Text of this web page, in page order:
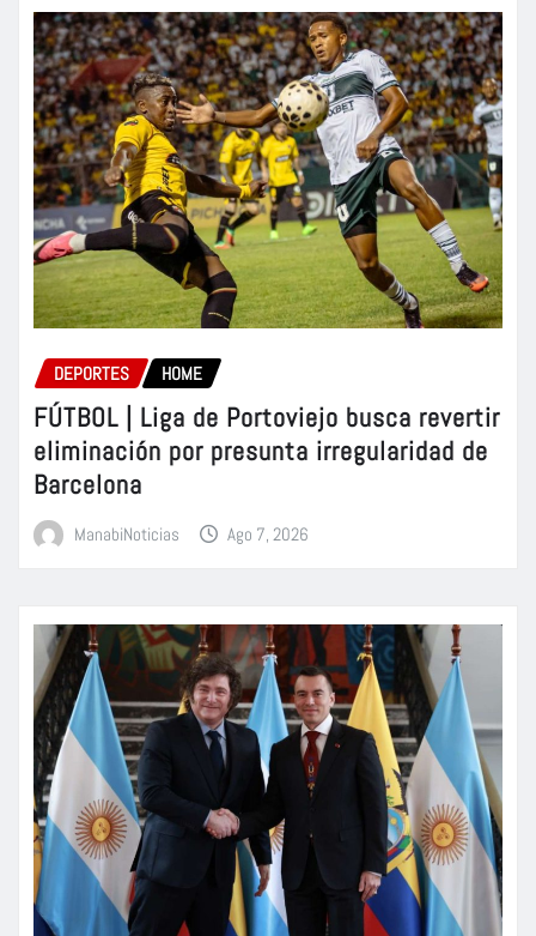
DEPORTES HOME
FÚTBOL | Liga de Portoviejo busca revertir
eliminación por presunta irregularidad de
Barcelona
ManabiNoticias Ago 7, 2026